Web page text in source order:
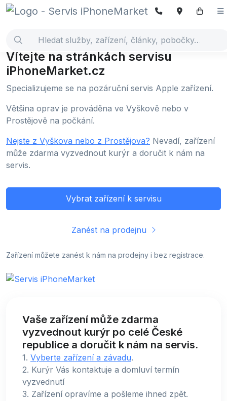
Vítejte na stránkách servisu
iPhoneMarket.cz
Specializujeme se na pozáruční servis Apple zařízení.
Většina oprav je prováděna ve Vyškově nebo v
Prostějově na počkání.
Nejste z Vyškova nebo z Prostějova? Nevadí, zařízení
může zdarma vyzvednout kurýr a doručit k nám na
servis.
Vybrat zařízení k servisu
Zanést na prodejnu
Zařízení můžete zanést k nám na prodejny i bez registrace.
Vaše zařízení může zdarma
vyzvednout kurýr po celé České
republice a doručit k nám na servis.
1. Vyberte zařízení a závadu.
2. Kurýr Vás kontaktuje a domluví termín
vyzvednutí
3. Zařízení opravíme a pošleme ihned zpět.